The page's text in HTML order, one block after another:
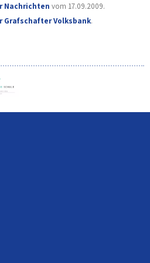
Nachrichten vom 17.09.2009.
Grafschafter Volksbank.